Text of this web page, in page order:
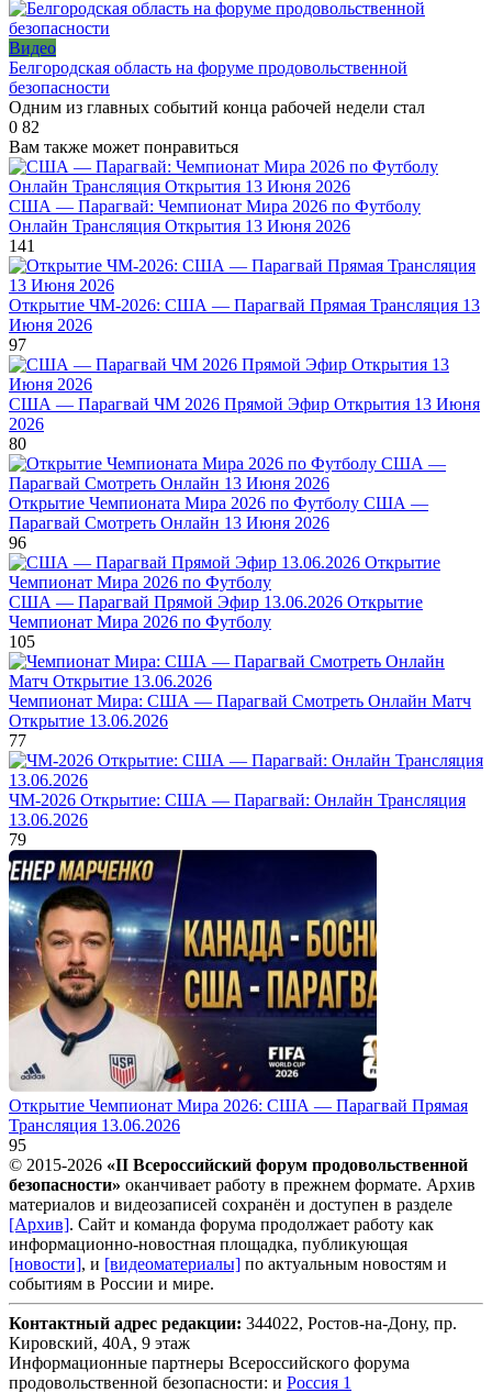
Видео
Белгородская область на форуме продовольственной
безопасности
Одним из главных событий конца рабочей недели стал
0 82
Вам также может понравиться
США — Парагвай: Чемпионат Мира 2026 по Футболу
Онлайн Трансляция Открытия 13 Июня 2026
141
Открытие ЧМ-2026: США — Парагвай Прямая Трансляция 13
Июня 2026
97
США — Парагвай ЧМ 2026 Прямой Эфир Открытия 13 Июня
2026
80
Открытие Чемпионата Мира 2026 по Футболу США —
Парагвай Смотреть Онлайн 13 Июня 2026
96
США — Парагвай Прямой Эфир 13.06.2026 Открытие
Чемпионат Мира 2026 по Футболу
105
Чемпионат Мира: США — Парагвай Смотреть Онлайн Матч
Открытие 13.06.2026
77
ЧМ-2026 Открытие: США — Парагвай: Онлайн Трансляция
13.06.2026
79
Открытие Чемпионат Мира 2026: США — Парагвай Прямая
Трансляция 13.06.2026
95
© 2015-2026 «II Всероссийский форум продовольственной
безопасности» оканчивает работу в прежнем формате. Архив
материалов и видеозаписей сохранён и доступен в разделе
[Архив]. Сайт и команда форума продолжает работу как
информационно-новостная площадка, публикующая
[новости], и [видеоматериалы] по актуальным новостям и
событиям в России и мире.
Контактный адрес редакции: 344022, Ростов-на-Дону, пр.
Кировский, 40А, 9 этаж
Информационные партнеры Всероссийского форума
продовольственной безопасности: и Россия 1